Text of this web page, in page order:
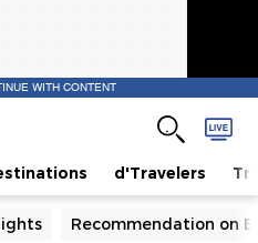
WITH CONTENT
d'Travelers
Recommendation on